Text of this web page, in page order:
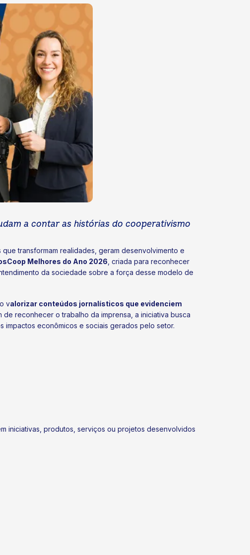
a contar as histórias do cooperativismo
transformam realidades, geram desenvolvimento e
Melhores do Ano 2026 , criada para reconhecer
da sociedade sobre a força desse modelo de
valorizar conteúdos jornalísticos que evidenciem
de reconhecer o trabalho da imprensa, a iniciativa busca
econômicos e sociais gerados pelo setor.
iniciativas, produtos, serviços ou projetos desenvolvidos